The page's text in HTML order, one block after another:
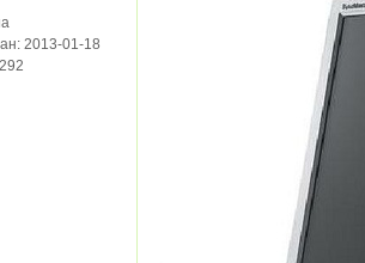
2013-01-18